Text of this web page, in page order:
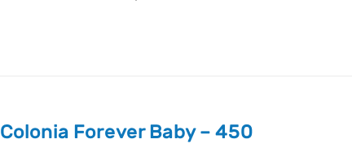
Colonia Forever Baby – 450